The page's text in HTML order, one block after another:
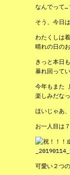
なんでって…
そう、今日
わたくしは
晴れの日の
きっと本日
暴れ回って
今年もまた
楽しみだな
ほいじゃあ
お一人目は
可愛い２つ